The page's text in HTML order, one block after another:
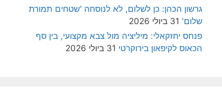
גרשון הכהן: כן לשלום, לא לנוסחה 'שטחים תמורת
שלום' 31 ביולי 2026
פנחס יחזקאלי: מיליציה מול צבא מקצועי, בין סף
הכאוס לקיפאון בירוקרטי 31 ביולי 2026